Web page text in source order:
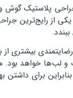
پلاستیک
از رایج‌ترین
بیشتری از
فک و لب‌ها خواهد
برای داشتن